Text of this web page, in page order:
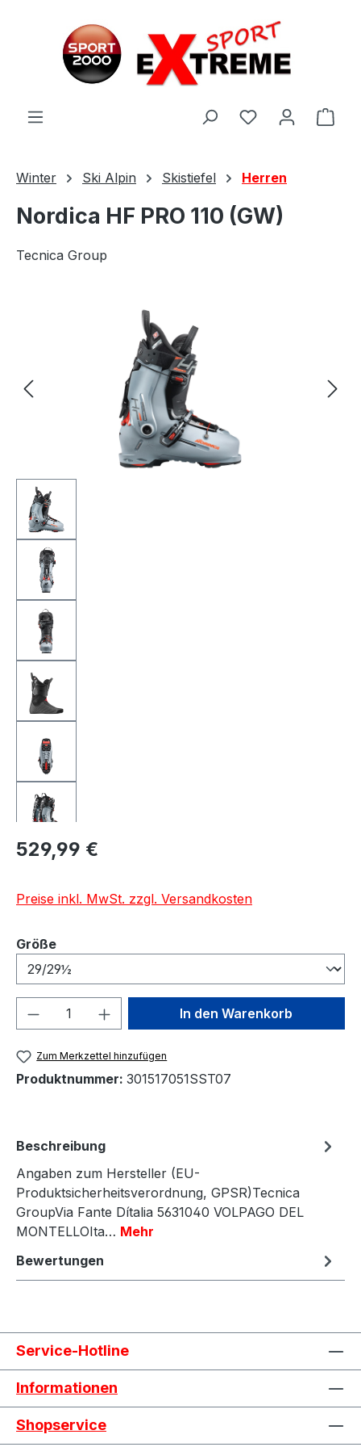
Winter Ski Alpin Skistiefel Herren
Nordica HF PRO 110 (GW)
Tecnica Group
Bildergalerie überspringen
Regulärer Preis:
529,99 €
Preise inkl. MwSt. zzgl. Versandkosten
Größeauswählen
Produkt Anzahl: Gib denIn den Warenkorb
Zum Merkzettel hinzufügen
Produktnummer: 301517051SST07
Beschreibung
Angaben zum Hersteller (EU-
Produktsicherheitsverordnung, GPSR)Tecnica
GroupVia Fante Dítalia 5631040 VOLPAGO DEL
MONTELLOIta… Mehr
Bewertungen
Service-Hotline
Informationen
Shopservice